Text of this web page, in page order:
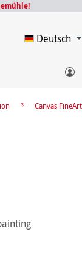
Deutsch
Canvas FineArt